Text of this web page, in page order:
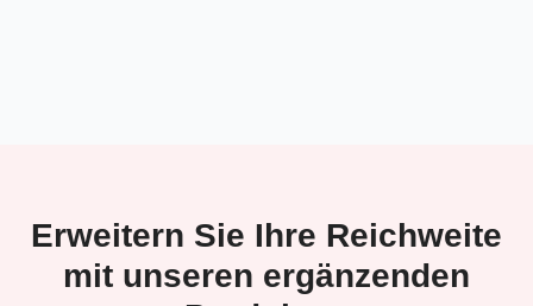
Erweitern Sie Ihre Reichweite
mit unseren ergänzenden